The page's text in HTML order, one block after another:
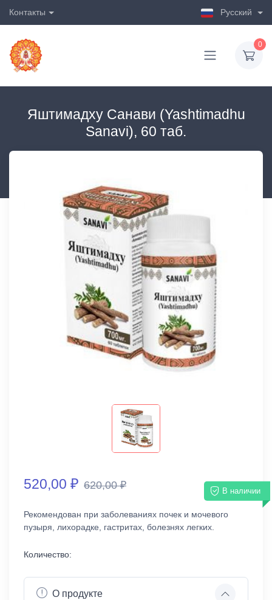
Контакты Русский
0
Яштимадху Санави (Yashtimadhu
Sanavi), 60 таб.
520,00 ₽ 620,00 ₽ В наличии
Рекомендован при заболеваниях почек и мочевого
пузыря, лихорадке, гастритах, болезнях легких.
Количество:
О продукте